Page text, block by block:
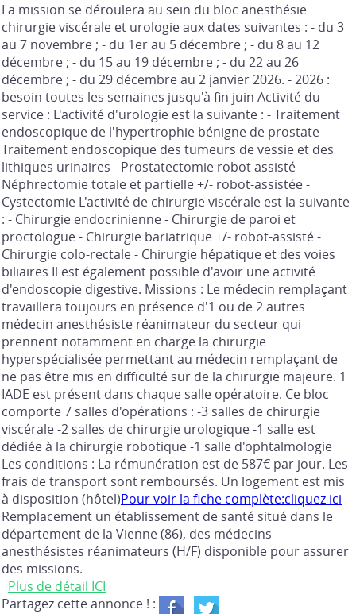
La mission se déroulera au sein du bloc anesthésie
chirurgie viscérale et urologie aux dates suivantes : - du 3
au 7 novembre ; - du 1er au 5 décembre ; - du 8 au 12
décembre ; - du 15 au 19 décembre ; - du 22 au 26
décembre ; - du 29 décembre au 2 janvier 2026. - 2026 :
besoin toutes les semaines jusqu'à fin juin Activité du
service : L'activité d'urologie est la suivante : - Traitement
endoscopique de l'hypertrophie bénigne de prostate -
Traitement endoscopique des tumeurs de vessie et des
lithiques urinaires - Prostatectomie robot assisté -
Néphrectomie totale et partielle +/- robot-assistée -
Cystectomie L'activité de chirurgie viscérale est la suivante
: - Chirurgie endocrinienne - Chirurgie de paroi et
proctologue - Chirurgie bariatrique +/- robot-assisté -
Chirurgie colo-rectale - Chirurgie hépatique et des voies
biliaires Il est également possible d'avoir une activité
d'endoscopie digestive. Missions : Le médecin remplaçant
travaillera toujours en présence d'1 ou de 2 autres
médecin anesthésiste réanimateur du secteur qui
prennent notamment en charge la chirurgie
hyperspécialisée permettant au médecin remplaçant de
ne pas être mis en difficulté sur de la chirurgie majeure. 1
IADE est présent dans chaque salle opératoire. Ce bloc
comporte 7 salles d'opérations : -3 salles de chirurgie
viscérale -2 salles de chirurgie urologique -1 salle est
dédiée à la chirurgie robotique -1 salle d'ophtalmologie
Les conditions : La rémunération est de 587€ par jour. Les
frais de transport sont remboursés. Un logement est mis
à disposition (hôtel)Pour voir la fiche complète:cliquez ici
Remplacement un établissement de santé situé dans le
département de la Vienne (86), des médecins
anesthésistes réanimateurs (H/F) disponible pour assurer
des missions.
Plus de détail ICI
Partagez cette annonce ! :